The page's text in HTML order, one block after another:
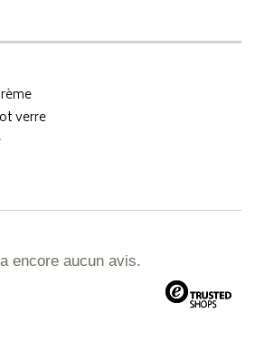
verre
encore aucun avis.